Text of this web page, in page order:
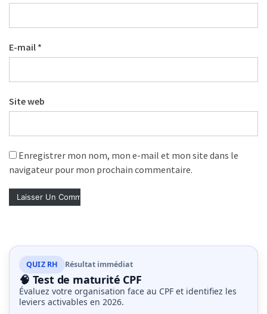
E-mail *
Site web
Enregistrer mon nom, mon e-mail et mon site dans le
navigateur pour mon prochain commentaire.
QUIZ RH Résultat immédiat
🧠 Test de maturité CPF
Évaluez votre organisation face au CPF et identifiez les
leviers activables en 2026.